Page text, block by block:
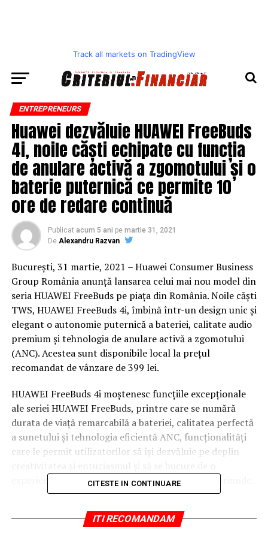
Track all markets on TradingView
ENTREPRENEURS
Huawei dezvăluie HUAWEI FreeBuds
4i, noile căști echipate cu funcția
de anulare activă a zgomotului și o
baterie puternică ce permite 10
ore de redare continuă
Publicat acum 5 ani pe martie 31, 2021
De Alexandru Razvan
București, 31 martie, 2021 – Huawei Consumer Business
Group România anunță lansarea celui mai nou model din
seria HUAWEI FreeBuds pe piața din România. Noile căști
TWS, HUAWEI FreeBuds 4i, îmbină într-un design unic și
elegant o autonomie puternică a bateriei, calitate audio
premium și tehnologia de anulare activă a zgomotului
(ANC). Acestea sunt disponibile local la prețul
recomandat de vânzare de 399 lei.
HUAWEI FreeBuds 4i moștenesc funcțiile excepționale
ale seriei HUAWEI FreeBuds, printre care se numără
durata de viață remarcabilă a bateriei, calitatea perfectă
a sunetului și tehnologia eficientă ANC, funcționalități
care le permit utilizatorilor să își dezvăluie pe deplin
experiență de ascultare confortabilă, oricând și oriunde.
CITESTE IN CONTINUARE
ITI RECOMANDAM